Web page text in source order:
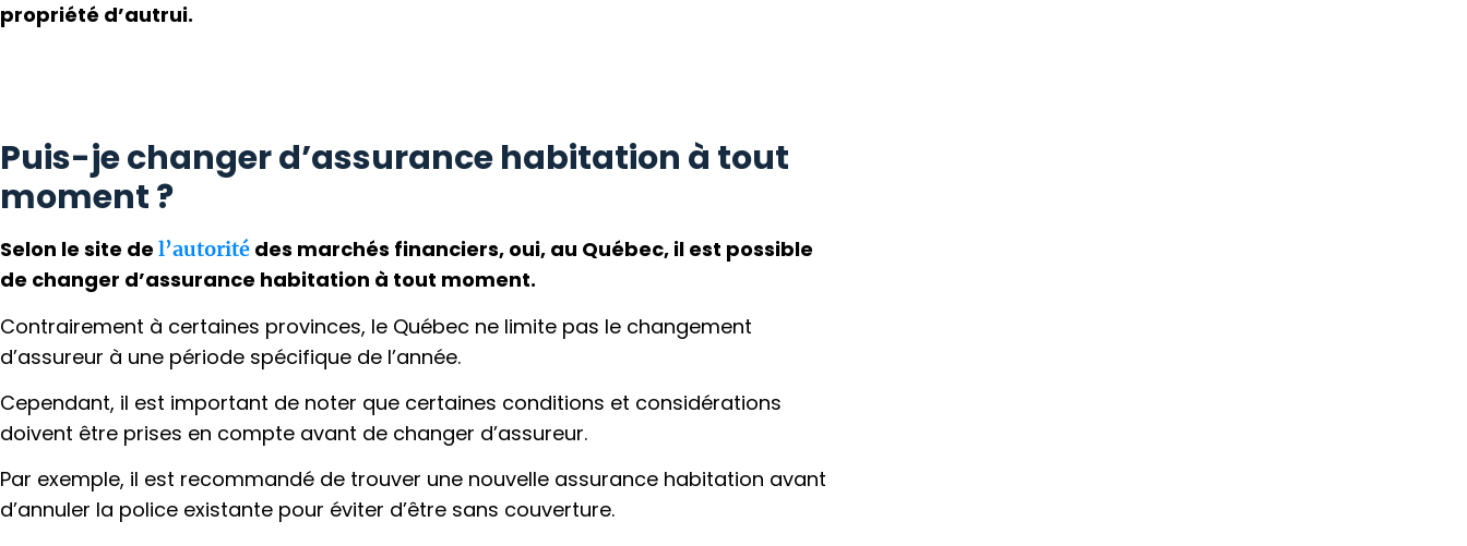
propriété d’autrui.
Puis-je changer d’assurance habitation à tout
moment ?
Selon le site de l’autorité des marchés financiers, oui, au Québec, il est possible
de changer d’assurance habitation à tout moment.
Contrairement à certaines provinces, le Québec ne limite pas le changement
d’assureur à une période spécifique de l’année.
Cependant, il est important de noter que certaines conditions et considérations
doivent être prises en compte avant de changer d’assureur.
Par exemple, il est recommandé de trouver une nouvelle assurance habitation avant
d’annuler la police existante pour éviter d’être sans couverture.